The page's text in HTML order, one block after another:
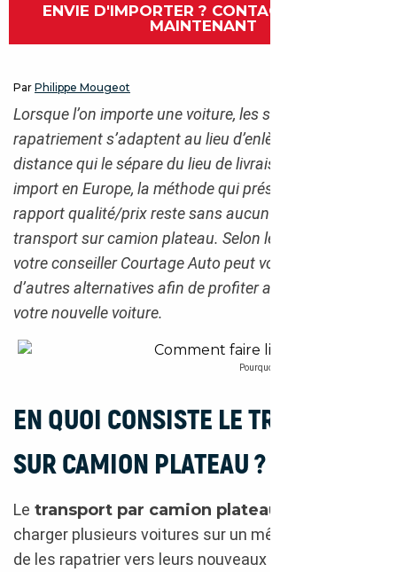
ENVIE D'IMPORTER ? CONTACTEZ-NOUS
MAINTENANT
Par Philippe Mougeot
Lorsque l’on importe une voiture, les solutions de
rapatriement s’adaptent au lieu d’enlèvement et à la
distance qui le sépare du lieu de livraison. Pour un
import en Europe, la méthode qui présente le meilleur
rapport qualité/prix reste sans aucun doute le
transport sur camion plateau. Selon les situations,
votre conseiller Courtage Auto peut vous proposer
d’autres alternatives afin de profiter au plus vite de
votre nouvelle voiture.
Pourquoi choisir la livraison par
EN QUOI CONSISTE LE TRANSPORT
SUR CAMION PLATEAU ?
Le transport par camion plateau
charger plusieurs voitures sur un même camion afin
de les rapatrier vers leurs nouveaux propriétaires.